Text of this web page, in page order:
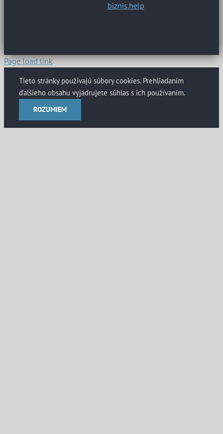
biznis.help
Page load link
Tieto stránky používajú súbory cookies. Prehliadaním
ďalšieho obsahu vyjadrujete súhlas s ich používaním.
ROZUMIEM